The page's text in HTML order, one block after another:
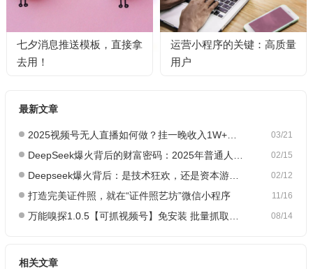
七夕消息推送模板，直接拿
去用！
运营小程序的关键：高质量
用户
最新文章
03/21
2025视频号无人直播如何做？挂一晚收入1W+，这份教程，小白可做~
02/15
DeepSeek爆火背后的财富密码：2025年普通人如何抓住AI创业风口？
02/12
Deepseek爆火背后：是技术狂欢，还是资本游戏？
11/16
打造完美证件照，就在“证件照艺坊”微信小程序
08/14
万能嗅探1.0.5【可抓视频号】免安装 批量抓取媒体文件
相关文章